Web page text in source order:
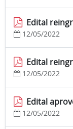
Edital
12/05/2022
Edital
12/05/2022
Edital
12/05/2022